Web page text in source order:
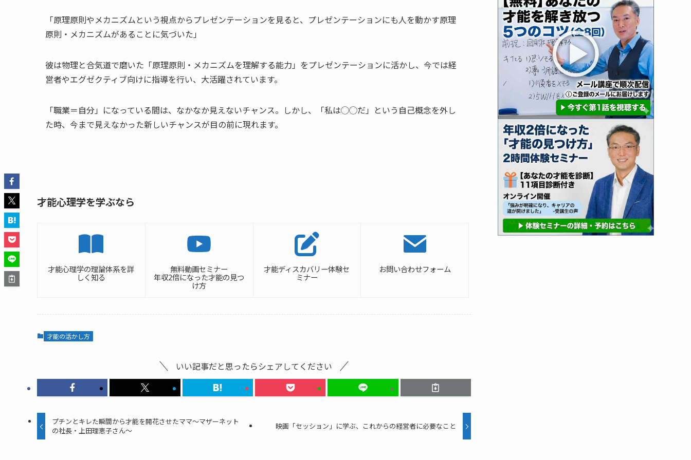
「原理原則やメカニズムという視点からプレゼンテーションを見ると、プレゼンテーションにも人を動かす原理
原則・メカニズムがあることに気づいた」
彼は物理と合気道で磨いた「原理原則・メカニズムを理解する能力」をプレゼンテーションに活かし、今では経
営者やエグゼクティブ向けに指導を行い、大活躍されています。
「職業＝自分」になっている間は、なかなか見えないチャンス。しかし、「私は◯◯だ」という自己概念を外し
た時、今まで見えなかった新しいチャンスが目の前に現れます。
才能心理学を学ぶなら
才能心理学の理論体系を詳
しく知る
無料動画セミナー
年収2倍になった才能の見つ
け方
才能ディスカバリー体験セ
ミナー
お問い合わせフォーム
才能の活かし方
いい記事だと思ったらシェアしてください
プチンとキレた瞬間から才能を開花させたママ〜マザーネット
の社長・上田理恵子さん〜
映画「セッション」に学ぶ、これからの経営者に必要なこと